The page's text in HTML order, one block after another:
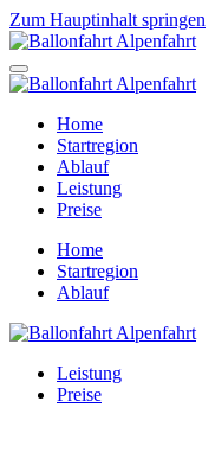
Zum Hauptinhalt springen
Home
Startregion
Ablauf
Leistung
Preise
Home
Startregion
Ablauf
Leistung
Preise